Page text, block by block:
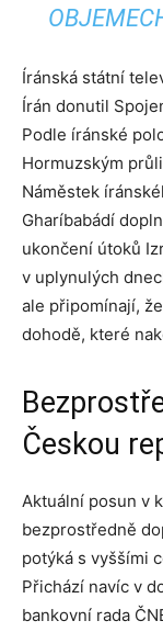
Íránská státní
Írán donutil
Podle íránské
Hormuzským
Náměstek
Gharíbabádí
ukončení útoků
v uplynulých
ale připomínají,
dohodě, které
Českou
Aktuální posun v
bezprostředně
potýká s vyššími
Přichází navíc v
bankovní rada